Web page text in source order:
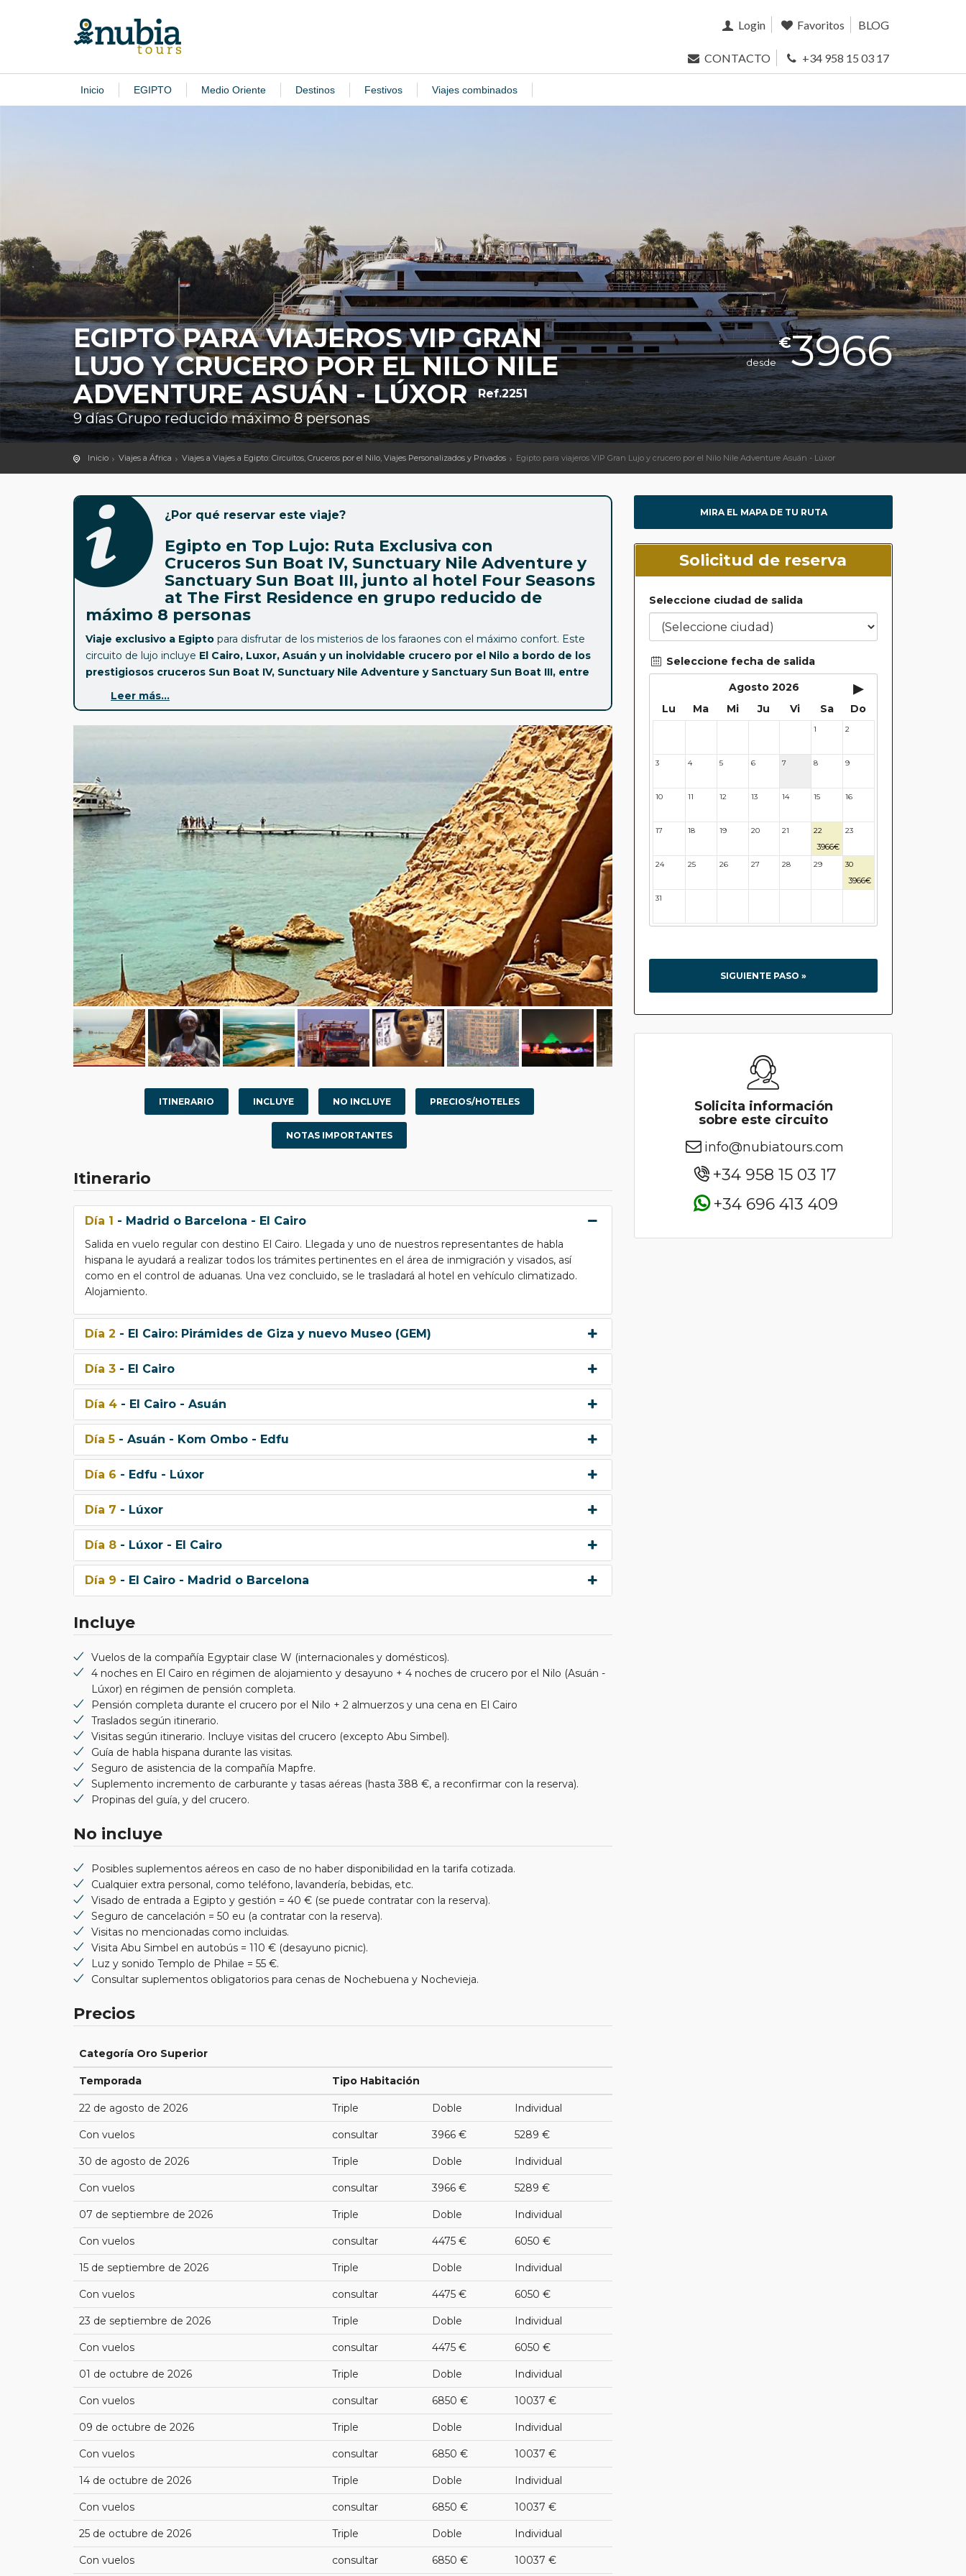
Login Favoritos BLOG
CONTACTO +34 958 15 03 17
Inicio EGIPTO Medio Oriente Destinos Festivos Viajes combinados
EGIPTO PARA VIAJEROS VIP GRAN
LUJO Y CRUCERO POR EL NILO NILE
ADVENTURE ASUÁN - LÚXOR Ref.2251
9 días Grupo reducido máximo 8 personas
desde
€3966
Inicio Viajes a África Viajes a Viajes a Egipto: Circuitos, Cruceros por el Nilo, Viajes Personalizados y Privados Egipto para viajeros VIP Gran Lujo y crucero por el Nilo Nile Adventure Asuán - Lúxor
¿Por qué reservar este viaje?
Egipto en Top Lujo: Ruta Exclusiva con
Cruceros Sun Boat IV, Sunctuary Nile Adventure y
Sanctuary Sun Boat III, junto al hotel Four Seasons
at The First Residence en grupo reducido de
máximo 8 personas
Viaje exclusivo a Egipto para disfrutar de los misterios de los faraones con el máximo confort. Este
circuito de lujo incluye El Cairo, Luxor, Asuán y un inolvidable crucero por el Nilo a bordo de los
prestigiosos cruceros Sun Boat IV, Sunctuary Nile Adventure y Sanctuary Sun Boat III, entre
Asuán y Lúxor
Desde la majestuosidad de lasPirámides de Guizahasta los secretos delValle de los Reyes, cada
día te llevará a un nuevo descubrimiento. Pasea por los templos deKarnak, Luxor, Edfu y Kom
en El Cairo y maravíllate con la ingeniería
Descubre Egipto con el lujo y la exclusividad que mereces
. Vive la magia de la historia con
todas las comodidades de un viaje de alto nivel en grupo reducido de máximo 8 personas.
Salidas sábados Madrid y Barcelona.
Leer más...
ITINERARIO INCLUYE NO INCLUYE PRECIOS/HOTELES
NOTAS IMPORTANTES
Itinerario
Día 1 - Madrid o Barcelona - El Cairo
Salida en vuelo regular con destino El Cairo. Llegada y uno de nuestros representantes de habla
hispana le ayudará a realizar todos los trámites pertinentes en el área de inmigración y visados, así
como en el control de aduanas. Una vez concluido, se le trasladará al hotel en vehículo climatizado.
Alojamiento.
Día 2 - El Cairo: Pirámides de Giza y nuevo Museo (GEM)
Día 3 - El Cairo
Día 4 - El Cairo - Asuán
Día 5 - Asuán - Kom Ombo - Edfu
Día 6 - Edfu - Lúxor
Día 7 - Lúxor
Día 8 - Lúxor - El Cairo
Día 9 - El Cairo - Madrid o Barcelona
Incluye
Vuelos de la compañía Egyptair clase W (internacionales y domésticos).
4 noches en El Cairo en régimen de alojamiento y desayuno + 4 noches de crucero por el Nilo (Asuán -
Lúxor) en régimen de pensión completa.
Pensión completa durante el crucero por el Nilo + 2 almuerzos y una cena en El Cairo
Traslados según itinerario.
Visitas según itinerario. Incluye visitas del crucero (excepto Abu Simbel).
Guía de habla hispana durante las visitas.
Seguro de asistencia de la compañía Mapfre.
Suplemento incremento de carburante y tasas aéreas (hasta 388 €, a reconfirmar con la reserva).
Propinas del guía, y del crucero.
No incluye
Posibles suplementos aéreos en caso de no haber disponibilidad en la tarifa cotizada.
Cualquier extra personal, como teléfono, lavandería, bebidas, etc.
Visado de entrada a Egipto y gestión = 40 € (se puede contratar con la reserva).
Seguro de cancelación = 50 eu (a contratar con la reserva).
Visitas no mencionadas como incluidas.
Visita Abu Simbel en autobús = 110 € (desayuno picnic).
Luz y sonido Templo de Philae = 55 €.
Consultar suplementos obligatorios para cenas de Nochebuena y Nochevieja.
Precios
Categoría Oro Superior
Temporada Tipo Habitación
22 de agosto de 2026 Triple Doble Individual
Con vuelos consultar 3966 € 5289 €
30 de agosto de 2026 Triple Doble Individual
Con vuelos consultar 3966 € 5289 €
07 de septiembre de 2026 Triple Doble Individual
Con vuelos consultar 4475 € 6050 €
15 de septiembre de 2026 Triple Doble Individual
Con vuelos consultar 4475 € 6050 €
23 de septiembre de 2026 Triple Doble Individual
Con vuelos consultar 4475 € 6050 €
01 de octubre de 2026 Triple Doble Individual
Con vuelos consultar 6850 € 10037 €
09 de octubre de 2026 Triple Doble Individual
Con vuelos consultar 6850 € 10037 €
14 de octubre de 2026 Triple Doble Individual
Con vuelos consultar 6850 € 10037 €
25 de octubre de 2026 Triple Doble Individual
Con vuelos consultar 6850 € 10037 €
MIRA EL MAPA DE TU RUTA
Solicitud de reserva
Seleccione ciudad de salida
Seleccione fecha de salida
Agosto 2026
▸
Lu Ma Mi Ju Vi Sa Do
1 2
3 4 5 6 7 8 9
10 11 12 13 14 15 16
17 18 19 20 21 22
3966€
23
24 25 26 27 28 29 30
3966€
31
SIGUIENTE PASO »
Solicita información
sobre este circuito
info@nubiatours.com
+34 958 15 03 17
+34 696 413 409